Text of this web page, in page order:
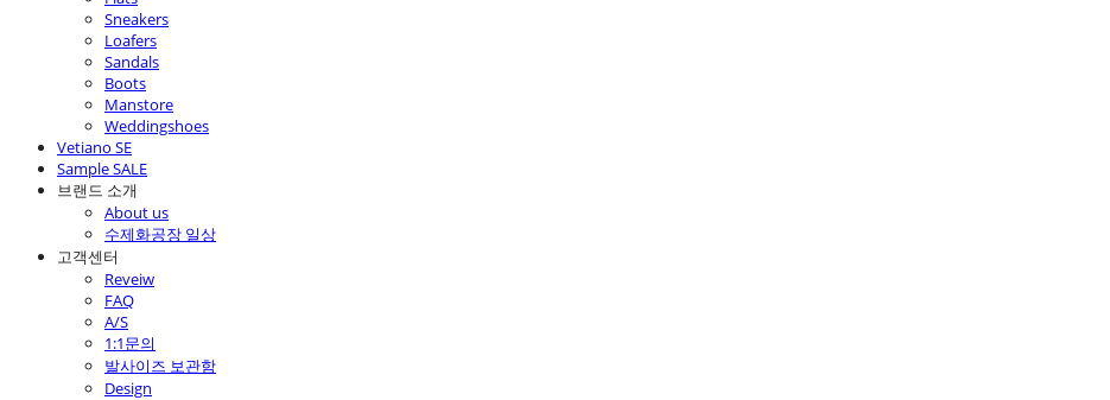
Sneakers
Loafers
Sandals
Boots
Manstore
Weddingshoes
Vetiano SE
Sample SALE
브랜드 소개
About us
수제화공장 일상
고객센터
Reveiw
FAQ
A/S
1:1문의
발사이즈 보관함
Design